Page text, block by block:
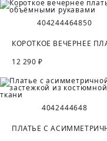
404244464850
12 290 ₽
4042444648